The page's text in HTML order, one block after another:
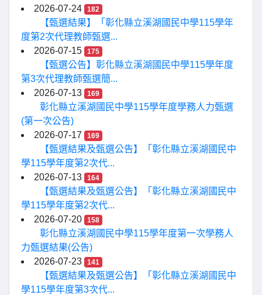
2026-07-24
182
【甄選結果】「彰化縣立溪湖國民中學115學年
度第2次代理教師甄選...
2026-07-15
175
【甄選公告】彰化縣立溪湖國民中學115學年度
第3次代理教師甄選簡...
2026-07-13
169
彰化縣立溪湖國民中學115學年度學務人力甄選
(第一次公告)
2026-07-17
169
【甄選結果及甄選公告】「彰化縣立溪湖國民中
學115學年度第2次代...
2026-07-13
164
【甄選結果及甄選公告】「彰化縣立溪湖國民中
學115學年度第2次代...
2026-07-20
158
彰化縣立溪湖國民中學115學年度第一次學務人
力甄選結果(公告)
2026-07-23
141
【甄選結果及甄選公告】「彰化縣立溪湖國民中
學115學年度第3次代...